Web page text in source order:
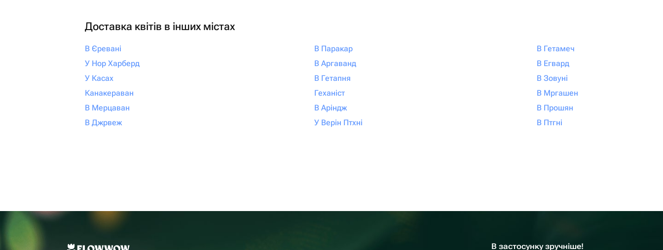
Доставка квітів в інших містах
В Єревані
У Нор Харберд
У Касах
Канакераван
В Мерцаван
В Джрвеж
В Паракар
В Аргаванд
В Гетапня
Геханіст
В Аріндж
У Верін Птхні
В Гетамеч
В Егвард
В Зовуні
В Мргашен
В Прошян
В Птгні
В застосунку зручніше!